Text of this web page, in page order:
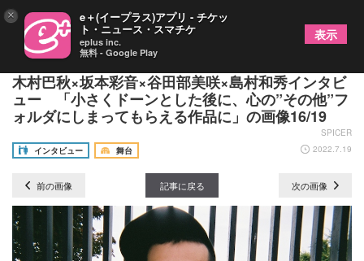
情熱のフラミンゴ『ドキドキしていた』秋場清之×
木村巴秋×坂本彩音×谷田部美咲×島村和秀インタビ
ュー 「小さくドーンとした後に、心の”その他”フ
ォルダにしまってもらえる作品に」の画像16/19
SPICER
インタビュー
舞台 2022.7.19
前の画像 記事に戻る 次の画像
× e＋(イープラス)アプリ - チケッ
ト・ニュース・スマチケ
eplus inc.
無料 - Google Play
表示